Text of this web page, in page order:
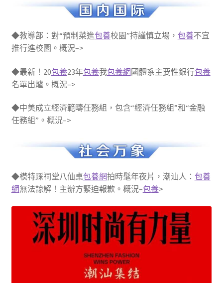
◆教導部：對“預制菜進包養校園”持謹慎立場， 包養不宜
推行進校園。概況–>
◆最新！20包養23年包養我包養網國體系主要性銀行包養
名單出爐。概況–>
◆中美成立經濟範疇任務組，包含“經濟任務組”和“金融
任務組”。概況–>
◆模特踩祠堂八仙桌包養網拍時髦年夜片，潮汕人： 包養
網無法諒解！主辦方緊迫報歉。概況–包養>